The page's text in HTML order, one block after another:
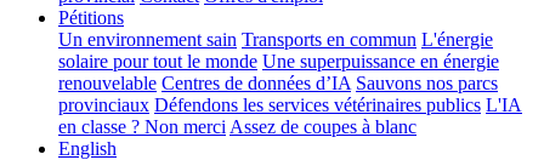
Pétitions
Un environnement sain Transports en commun L'énergie
solaire pour tout le monde Une superpuissance en énergie
renouvelable Centres de données d’IA Sauvons nos parcs
provinciaux Défendons les services vétérinaires publics L'IA
en classe ? Non merci Assez de coupes à blanc
English